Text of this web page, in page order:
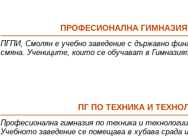
ПРОФЕСИОНАЛНА
ПГПИ, Смолян е учебно заведение с държавно
смяна. Учениците, които се обучават в
ПГ ПО ТЕХНИКА И
Професионална гимназия по техника и
Учебното заведение се помещава в хубава срада